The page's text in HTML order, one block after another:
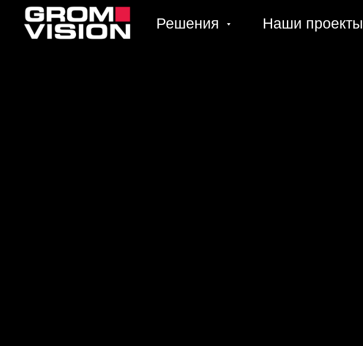
Решения Наши проекты